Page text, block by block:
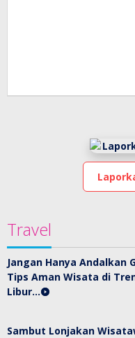
Travel
Jangan Hanya Andalkan
Tips Aman Wisata di
Libur…
Sambut Lonjakan